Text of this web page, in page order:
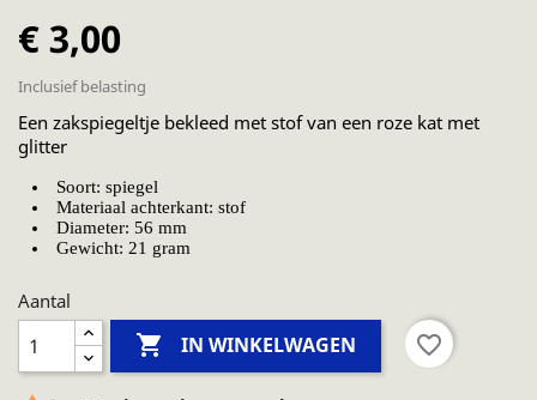
€ 3,00
Inclusief belasting
Een zakspiegeltje bekleed met stof van een roze kat met
glitter
Soort: spiegel
Materiaal achterkant: stof
Diameter: 56 mm
Gewicht: 21 gram
Aantal
 IN WINKELWAGEN favorite_border